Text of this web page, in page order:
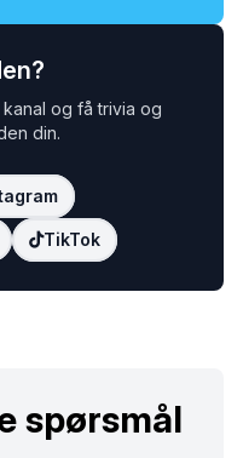
og få trivia og
din.
TikTok
spørsmål